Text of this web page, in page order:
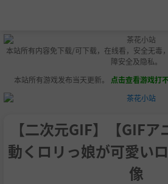
本站所有内容免下载/可下载，在线看，安全无毒
障安全及隐私。
本站所有游戏发布当天更新。 点击查看游戏打
【二次元GIF】【GIF
動くロリっ娘が可愛い
像